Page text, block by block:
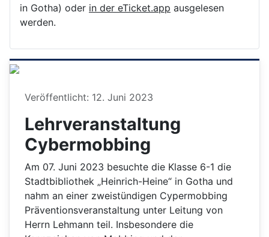
in Gotha) oder in der eTicket.app ausgelesen
werden.
Details
Veröffentlicht: 12. Juni 2023
Lehrveranstaltung
Cybermobbing
Am 07. Juni 2023 besuchte die Klasse 6-1 die
Stadtbibliothek „Heinrich-Heine“ in Gotha und
nahm an einer zweistündigen Cypermobbing
Präventionsveranstaltung unter Leitung von
Herrn Lehmann teil. Insbesondere die